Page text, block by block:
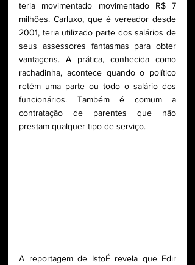
teria movimentado movimentado R$ 7
milhões. Carluxo, que é vereador desde
2001, teria utilizado parte dos salários de
seus assessores fantasmas para obter
vantagens. A prática, conhecida como
rachadinha, acontece quando o político
retém uma parte ou todo o salário dos
funcionários. Também é comum a
contratação de parentes que não
prestam qualquer tipo de serviço.
A reportagem de IstoÉ revela que Edir